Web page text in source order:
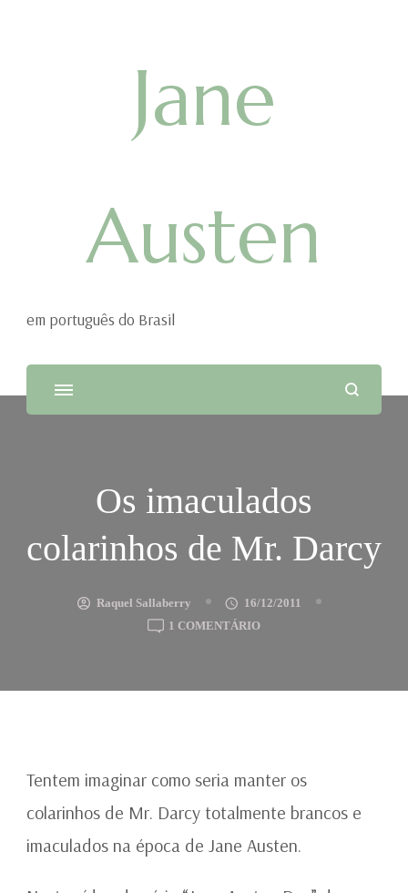
Jane
Austen
em português do Brasil
Os imaculados
colarinhos de Mr. Darcy
Raquel Sallaberry
16/12/2011
1 COMENTÁRIOEM
COLARINHOS
Tentem imaginar como seria manter os
colarinhos de Mr. Darcy totalmente brancos e
imaculados na época de Jane Austen.